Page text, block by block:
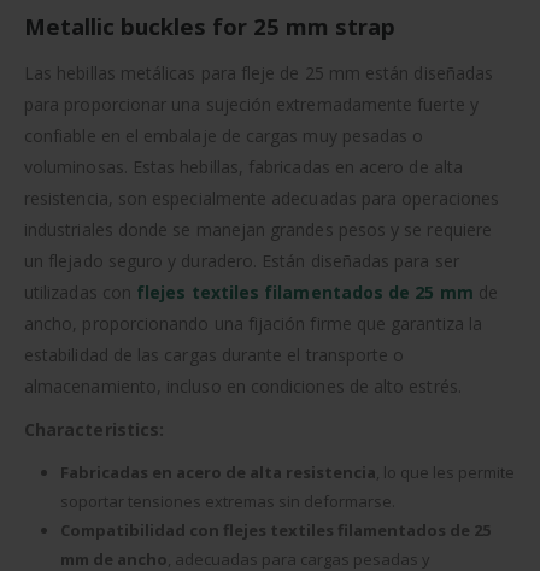
Metallic buckles for 25 mm strap
Las hebillas metálicas para fleje de 25 mm están diseñadas
para proporcionar una sujeción extremadamente fuerte y
confiable en el embalaje de cargas muy pesadas o
voluminosas. Estas hebillas, fabricadas en acero de alta
resistencia, son especialmente adecuadas para operaciones
industriales donde se manejan grandes pesos y se requiere
un flejado seguro y duradero. Están diseñadas para ser
utilizadas con flejes textiles filamentados de 25 mm de
ancho, proporcionando una fijación firme que garantiza la
estabilidad de las cargas durante el transporte o
almacenamiento, incluso en condiciones de alto estrés.
Characteristics:
Fabricadas en acero de alta resistencia, lo que les permite
soportar tensiones extremas sin deformarse.
Compatibilidad con flejes textiles filamentados de 25
mm de ancho, adecuadas para cargas pesadas y